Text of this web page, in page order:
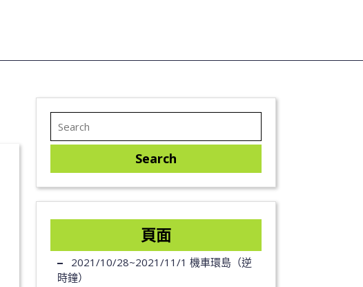
頁面
2021/10/28~2021/11/1 機車環島（逆
時鐘）